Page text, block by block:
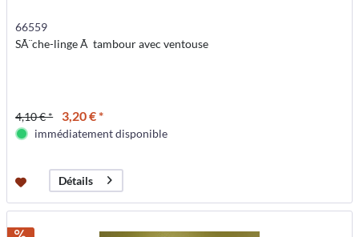
66559
SÃ¨che-linge Ã tambour avec ventouse
4,10 € * 3,20 € *
immédiatement disponible
Détails